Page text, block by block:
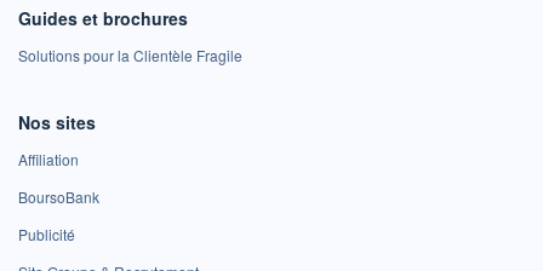
Guides et brochures
Solutions pour la Clientèle Fragile
Nos sites
Affiliation
BoursoBank
Publicité